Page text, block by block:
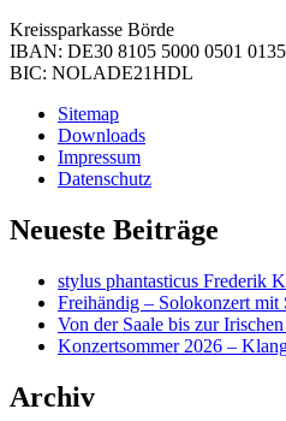
Kreissparkasse Börde
IBAN: DE30 8105 5000 0501
BIC: NOLADE21HDL
Sitemap
Downloads
Impressum
Datenschutz
Neueste Beiträge
stylus phantasticus Frederik
Freihändig – Solokonzert mit
Von der Saale bis zur
Konzertsommer 2026 –
Archiv